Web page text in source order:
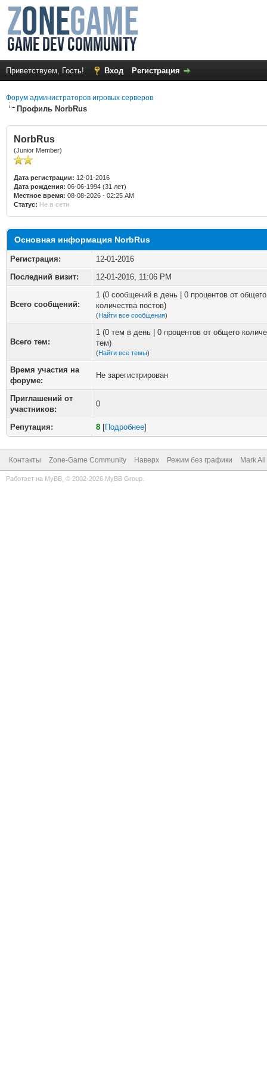
Приветствуем, Гость! Вход Регистрация
Форум администраторов игровых серверов
Профиль NorbRus
NorbRus
(Junior Member)
Дата регистрации: 12-01-2016
Дата рождения: 06-06-1994 (31 лет)
Местное время: 08-08-2026 - 02:25 AM
Статус: Не в сети
Основная информация NorbRus
Регистрация:
12-01-2016
Последний визит:
12-01-2016, 11:06 PM
Всего сообщений:
1 (0 сообщений в день | 0 процентов от общего
количества постов)
(Найти все сообщения)
Всего тем:
1 (0 тем в день | 0 процентов от общего
тем)
(Найти все темы)
Время участия на
форуме:
Не зарегистрирован
Приглашений от
участников:
0
Репутация: 8 [Подробнее]
Контакты Zone-Game Community Наверх Режим без графики Mark
Работает на MyBB , © 2002-2026 MyBB Group